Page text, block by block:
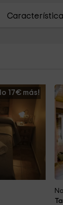
17€ más!